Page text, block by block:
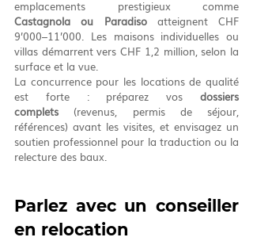
Castagnola ou Paradiso atteignent CHF
9’000–11’000. Les maisons individuelles ou
villas démarrent vers CHF 1,2 million, selon la
surface et la vue.
La concurrence pour les locations de qualité
est forte : préparez vos dossiers
complets (revenus, permis de séjour,
références) avant les visites, et envisagez un
soutien professionnel pour la traduction ou la
relecture des baux.
Parlez avec un conseiller
en relocation